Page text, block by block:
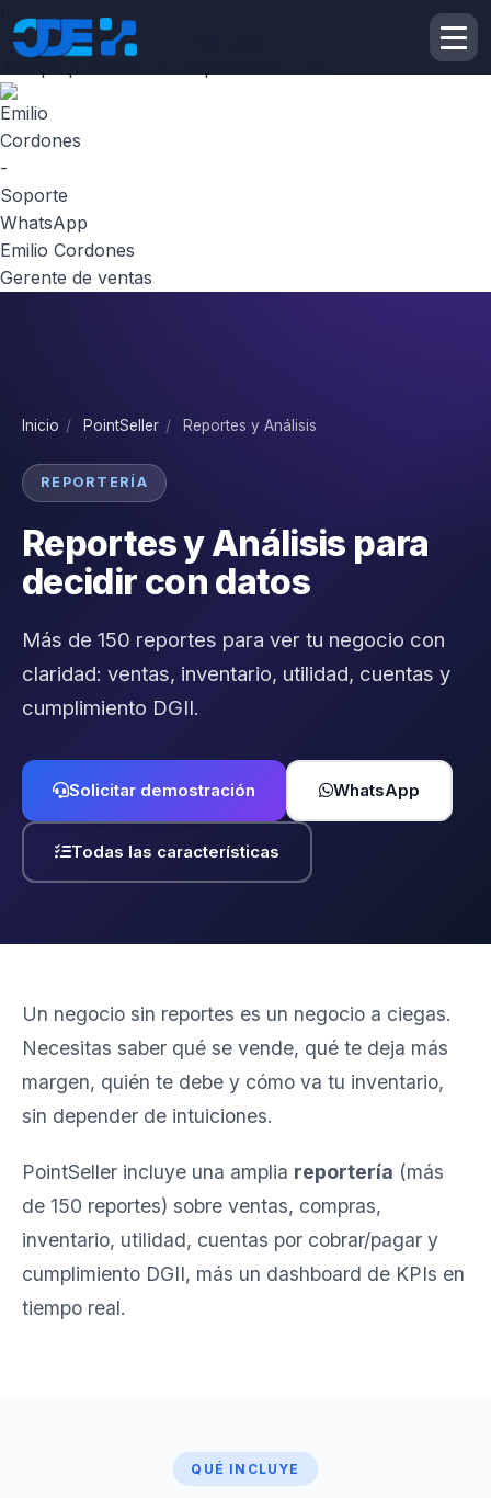
Inicie la conversación
¡Hola! Escribenos por
Emilio Cordones
Gerente de ventas
Inicio / PointSeller / Reportes y Análisis
REPORTERÍA
Reportes y Análisis para
decidir con datos
Más de 150 reportes para ver tu negocio con
claridad: ventas, inventario, utilidad, cuentas y
cumplimiento DGII.
Solicitar demostración WhatsApp
Todas las características
Un negocio sin reportes es un negocio a ciegas.
Necesitas saber qué se vende, qué te deja más
margen, quién te debe y cómo va tu inventario,
sin depender de intuiciones.
PointSeller incluye una amplia reportería (más
de 150 reportes) sobre ventas, compras,
inventario, utilidad, cuentas por cobrar/pagar y
cumplimiento DGII, más un dashboard de KPIs en
tiempo real.
QUÉ INCLUYE